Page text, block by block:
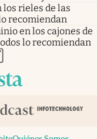
los rieles de las
recomiendan
en los cajones de
lo recomiendan
pestaña
nueva pestaña
en nueva pestaña
abre en nueva pestaña